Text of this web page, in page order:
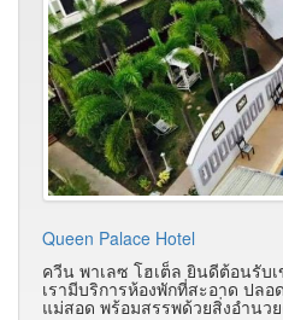
Queen Palace Hotel
ควีน พาเลซ โฮเต็ล ยินดีต้อนรับ
เรามีบริการห้องพักที่สะอาด ปลอ
แม่สอด พร้อมสรรพด้วยสิ่งอำนว